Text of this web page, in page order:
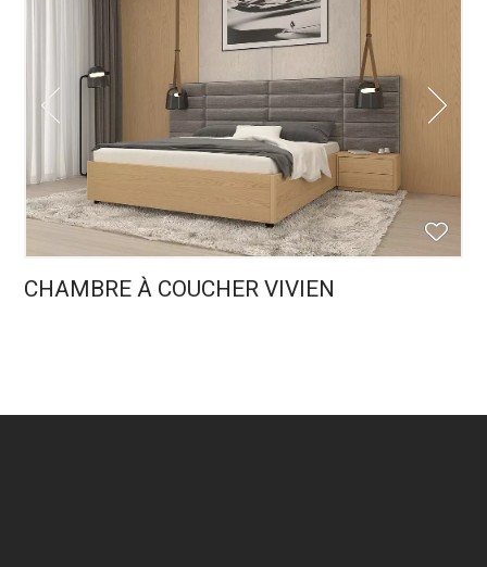
CHAMBRE À COUCHER VIVIEN